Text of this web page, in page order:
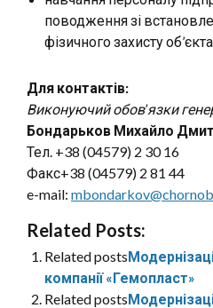
поводження зі
фізичного захисту
Для контактів:
Виконуючий обов’язки
Бондарьков Михайло
Тел. +38 (04579) 2 30 16
Факс+38 (04579) 2 81 44
e-mail:
Related Posts:
Related posts
компанії «Гемопласт»
Related posts